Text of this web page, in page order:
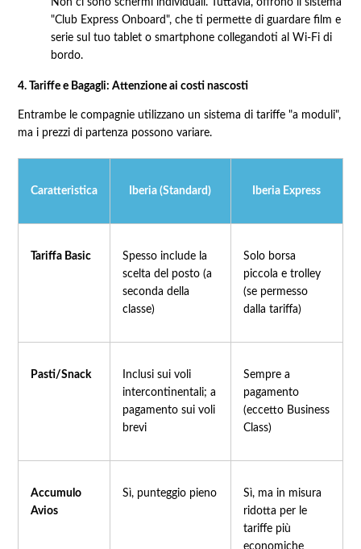
Non ci sono schermi individuali. Tuttavia, offrono il sistema
"Club Express Onboard", che ti permette di guardare film e
serie sul tuo tablet o smartphone collegandoti al Wi-Fi di
bordo.
4. Tariffe e Bagagli: Attenzione ai costi nascosti
Entrambe le compagnie utilizzano un sistema di tariffe "a moduli",
ma i prezzi di partenza possono variare.
Caratteristica Iberia (Standard) Iberia Express
Tariffa Basic
Spesso include la
scelta del posto (a
seconda della
classe)
Solo borsa
piccola e trolley
(se permesso
dalla tariffa)
Pasti/Snack
Inclusi sui voli
intercontinentali; a
pagamento sui voli
brevi
Sempre a
pagamento
(eccetto Business
Class)
Accumulo
Avios
Sì, punteggio pieno
Sì, ma in misura
ridotta per le
tariffe più
economiche